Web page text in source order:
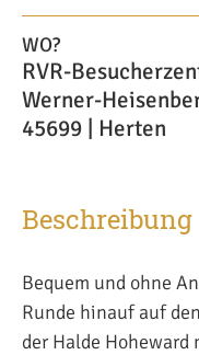
WO?
RVR-
Werner-
45699 | Herten
Beschreibung
Bequem und ohne
Runde hinauf auf
der Halde Hoheward